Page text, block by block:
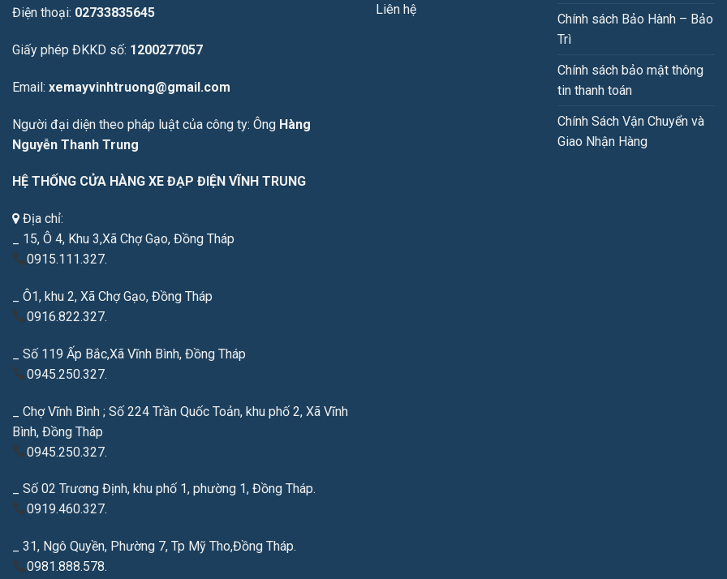
Điện thoại: 02733835645
Giấy phép ĐKKD số: 1200277057
Email: xemayvinhtruong@gmail.com
Người đại diện theo pháp luật của công ty: Ông Hàng
Nguyễn Thanh Trung
HỆ THỐNG CỬA HÀNG XE ĐẠP ĐIỆN VĨNH TRUNG
Địa chỉ:
_ 15, Ô 4, Khu 3,Xã Chợ Gạo, Đồng Tháp
0915.111.327.
_ Ô1, khu 2, Xã Chợ Gạo, Đồng Tháp
0916.822.327.
_ Số 119 Ấp Bắc,Xã Vĩnh Bình, Đồng Tháp
0945.250.327.
_ Chợ Vĩnh Bình ; Số 224 Trần Quốc Toản, khu phố 2, Xã Vĩnh
Bình, Đồng Tháp
0945.250.327.
_ Số 02 Trương Định, khu phố 1, phường 1, Đồng Tháp.
0919.460.327.
_ 31, Ngô Quyền, Phường 7, Tp Mỹ Tho,Đồng Tháp.
0981.888.578.
Liên hệ
Chính sách Bảo Hành – Bảo
Trì
Chính sách bảo mật thông
tin thanh toán
Chính Sách Vận Chuyển và
Giao Nhận Hàng